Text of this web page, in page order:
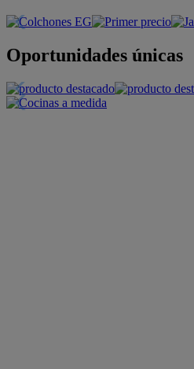
Oportunidades únicas